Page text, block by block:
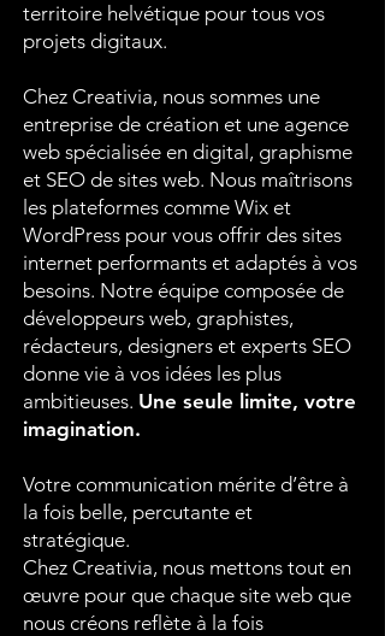
territoire helvétique pour tous vos
projets digitaux.
Chez Creativia, nous sommes une
entreprise de création et une agence
web spécialisée en digital, graphisme
et SEO de sites web. Nous maîtrisons
les plateformes comme Wix et
WordPress pour vous offrir des sites
internet performants et adaptés à vos
besoins. Notre équipe composée de
développeurs web, graphistes,
rédacteurs, designers et experts SEO
donne vie à vos idées les plus
ambitieuses. Une seule limite, votre
imagination.
Votre communication mérite d’être à
la fois belle, percutante et
stratégique.
Chez Creativia, nous mettons tout en
œuvre pour que chaque site web que
nous créons reflète à la fois